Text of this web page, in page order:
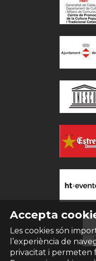
Accepta
Les cookies són
l’experiència de
privacitat i permeten